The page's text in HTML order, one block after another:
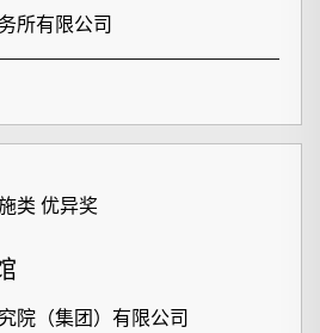
所有限公司
类 优异奖
院（集团）有限公司